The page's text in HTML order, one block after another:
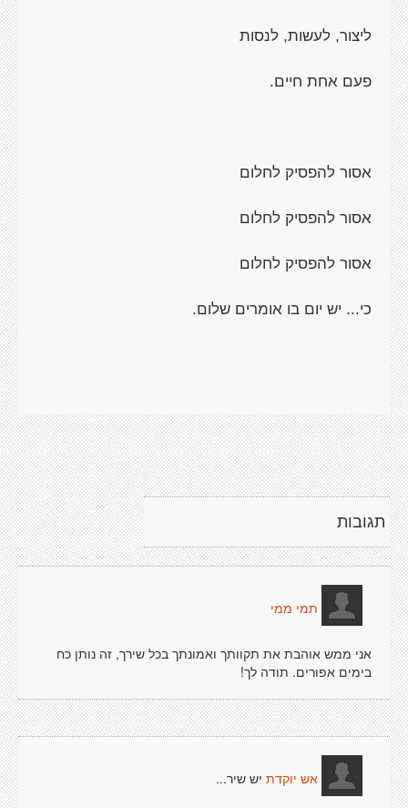
ליצור, לעשות, לנסות
פעם אחת חיים.
אסור להפסיק לחלום
אסור להפסיק לחלום
אסור להפסיק לחלום
כי... יש יום בו אומרים שלום.
תגובות
תמי ממי
אני ממש אוהבת את תקוותך ואמונתך בכל שירך, זה נותן כח
בימים אפורים. תודה לך!
אש יוקדת יש שיר...